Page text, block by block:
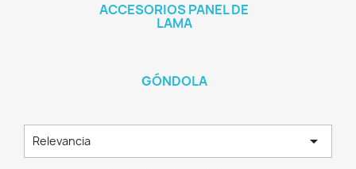
ACCESORIOS PANEL DE
LAMA
GÓNDOLA
Relevancia 